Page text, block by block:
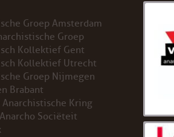
Groep Amsterdam
Groep
Kollektief Gent
Kollektief Utrecht
Groep Nijmegen
Brabant
Anarchistische Kring
Sociëteit